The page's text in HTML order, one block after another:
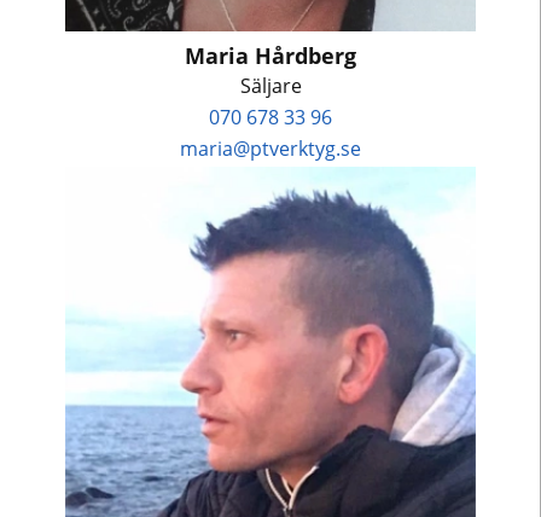
Maria Hårdberg
Säljare
070 678 33 96
maria@ptverktyg.se